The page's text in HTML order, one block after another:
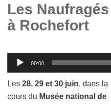
Les
à Rochefort
Lecteur
audio
00:00
Les 28, 29 et 30 juin, dans la
cours du Musée national de